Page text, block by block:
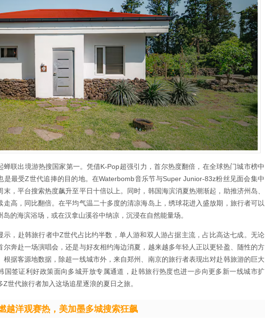
蝉联出境游热搜国家第一。凭借K-Pop超强引力，首尔热度翻倍，在全球热门城市榜中
是最受Z世代追捧的目的地。在Waterbomb音乐节与Super Junior-83z粉丝见面会集中
末，平台搜索热度飙升至平日十倍以上。同时，韩国海滨消夏热潮渐起，助推济州岛、
走高，同比翻倍。在平均气温二十多度的清凉海岛上，绣球花进入盛放期，旅行者可以
岛的海滨浴场，或在汉拿山溪谷中纳凉，沉浸在自然能量场。
示，赴韩旅行者中Z世代占比约半数，单人游和双人游占据主流，占比高达七成。无论
尔奔赴一场演唱会，还是与好友相约海边消夏，越来越多年轻人正以更轻盈、随性的方
根据客源地数据，除超一线城市外，来自郑州、南京的旅行者表现出对赴韩旅游的巨大
国签证利好政策面向多城开放专属通道，赴韩旅行热度也进一步向更多新一线城市扩
Z世代旅行者加入这场追星逐浪的夏日之旅。
越洋观赛热，美加墨多城搜索狂飙